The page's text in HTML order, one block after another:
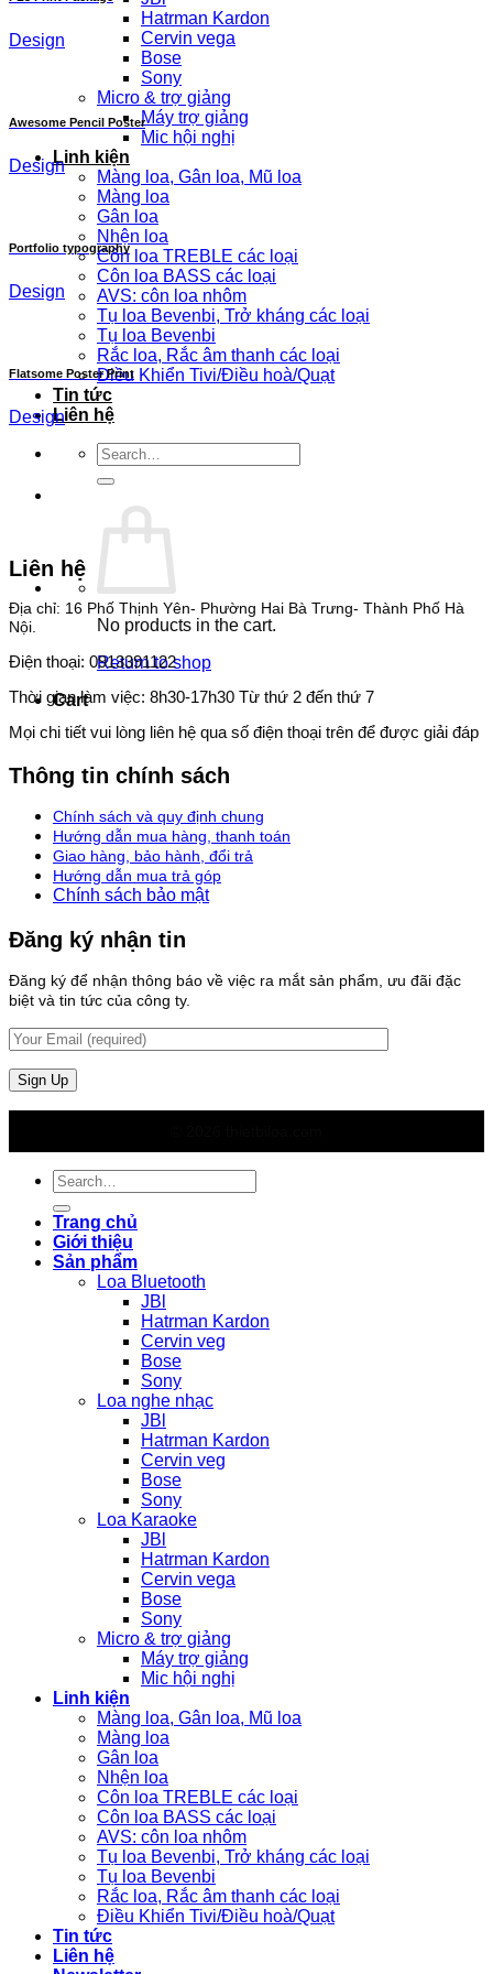
Hatrman Kardon
Cervin vega
Bose
Sony
Micro & trợ giảng
Máy trợ giảng
Mic hội nghị
Linh kiện
Màng loa, Gân loa, Mũ loa
Màng loa
Gân loa
Nhện loa
Côn loa TREBLE các loại
Côn loa BASS các loại
AVS: côn loa nhôm
Tụ loa Bevenbi, Trở kháng các loại
Tụ loa Bevenbi
Rắc loa, Rắc âm thanh các loại
Điều Khiển Tivi/Điều hoà/Quạt
Tin tức
Liên hệ
Search
for:
No products in the cart.
Return to shop
Cart
Design
Awesome Pencil Poster
Design
Portfolio typography
Design
Flatsome Poster Print
Design
Liên hệ
Địa chỉ: 16 Phố Thịnh Yên- Phường Hai Bà Trưng- Thành Phố Hà
Nội.
Điện thoại: 0913391122
Thời gian làm việc: 8h30-17h30 Từ thứ 2 đến thứ 7
Mọi chi tiết vui lòng liên hệ qua số điện thoại trên để được giải đáp
Thông tin chính sách
Chính sách và quy định chung
Hướng dẫn mua hàng, thanh toán
Giao hàng, bảo hành, đổi trả
Hướng dẫn mua trả góp
Chính sách bảo mật
Đăng ký nhận tin
Đăng ký để nhận thông báo về việc ra mắt sản phẩm, ưu đãi đặc
biệt và tin tức của công ty.
Search
for:
Trang chủ
Giới thiệu
Sản phẩm
Loa Bluetooth
JBl
Hatrman Kardon
Cervin veg
Bose
Sony
Loa nghe nhạc
JBl
Hatrman Kardon
Cervin veg
Bose
Sony
Loa Karaoke
JBl
Hatrman Kardon
Cervin vega
Bose
Sony
Micro & trợ giảng
Máy trợ giảng
Mic hội nghị
Linh kiện
Màng loa, Gân loa, Mũ loa
Màng loa
Gân loa
Nhện loa
Côn loa TREBLE các loại
Côn loa BASS các loại
AVS: côn loa nhôm
Tụ loa Bevenbi, Trở kháng các loại
Tụ loa Bevenbi
Rắc loa, Rắc âm thanh các loại
Điều Khiển Tivi/Điều hoà/Quạt
Tin tức
Liên hệ